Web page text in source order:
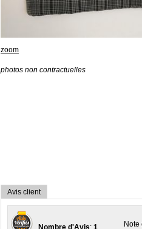
zoom
photos non contractuelles
Avis client
Nombre d'Avis: 1 Note